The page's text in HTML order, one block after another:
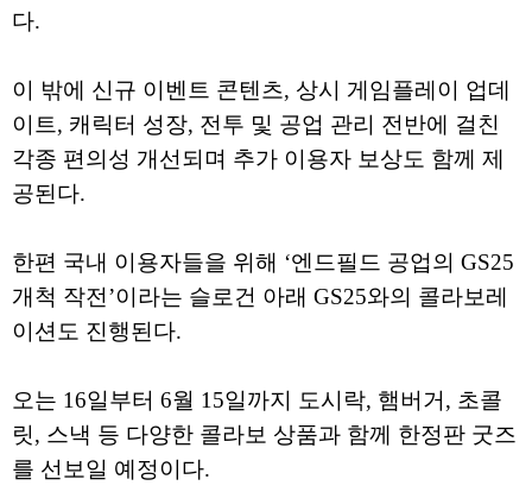
다.
이 밖에 신규 이벤트 콘텐츠, 상시 게임플레이 업데
이트, 캐릭터 성장, 전투 및 공업 관리 전반에 걸친
각종 편의성 개선되며 추가 이용자 보상도 함께 제
공된다.
한편 국내 이용자들을 위해 ‘엔드필드 공업의 GS25
개척 작전’이라는 슬로건 아래 GS25와의 콜라보레
이션도 진행된다.
오는 16일부터 6월 15일까지 도시락, 햄버거, 초콜
릿, 스낵 등 다양한 콜라보 상품과 함께 한정판 굿즈
를 선보일 예정이다.